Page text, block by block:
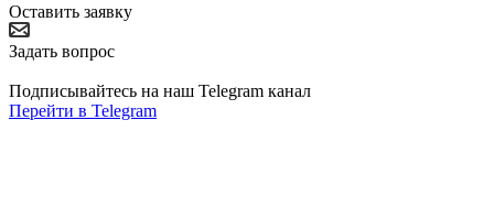
Оставить заявку
Задать вопрос
Подписывайтесь на наш Telegram канал
Перейти в Telegram